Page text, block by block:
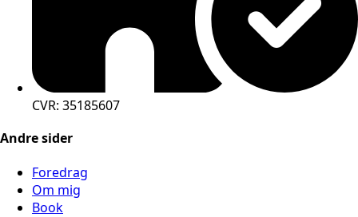
CVR: 35185607
Andre sider
Foredrag
Om mig
Book